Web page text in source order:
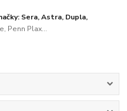
Sera, Astra, Dupla,
Penn Plax...